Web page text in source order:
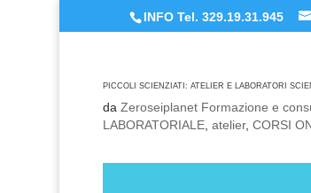
INFO Tel. 329.19.31.945
PICCOLI SCIENZIATI: ATELIER E LABORATORI
daZeroseiplanet Formazione e
LABORATORIALE ,atelier,CORSI